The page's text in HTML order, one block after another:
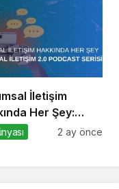
İletişim
Her Şey:
İletişim 2.0
2 ay önce